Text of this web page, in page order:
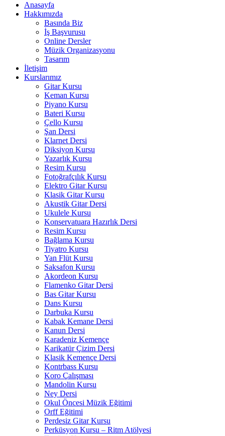
Anasayfa
Hakkımızda
Basında Biz
İş Başvurusu
Online Dersler
Müzik Organizasyonu
Tasarım
İletişim
Kurslarımız
Gitar Kursu
Keman Kursu
Piyano Kursu
Bateri Kursu
Çello Kursu
Şan Dersi
Klarnet Dersi
Diksiyon Kursu
Yazarlık Kursu
Resim Kursu
Fotoğrafçılık Kursu
Elektro Gitar Kursu
Klasik Gitar Kursu
Akustik Gitar Dersi
Ukulele Kursu
Konservatuara Hazırlık Dersi
Resim Kursu
Bağlama Kursu
Tiyatro Kursu
Yan Flüt Kursu
Saksafon Kursu
Akordeon Kursu
Flamenko Gitar Dersi
Bas Gitar Kursu
Dans Kursu
Darbuka Kursu
Kabak Kemane Dersi
Kanun Dersi
Karadeniz Kemençe
Karikatür Çizim Dersi
Klasik Kemençe Dersi
Kontrbass Kursu
Koro Çalışması
Mandolin Kursu
Ney Dersi
Okul Öncesi Müzik Eğitimi
Orff Eğitimi
Perdesiz Gitar Kursu
Perküsyon Kursu – Ritm Atölyesi